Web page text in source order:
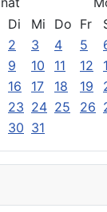
Di Mi Do Fr
2 3 4 5
9 10 11 12
16 17 18 19
23 24 25 26
30 31